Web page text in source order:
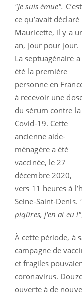
"Je suis émue". C’est
ce qu’avait déclaré
Mauricette, il y a
an, jour pour jour.
La septuagénaire a
été la première
personne en
à recevoir une
du sérum contre la
Covid-19. Cette
ancienne aide-
ménagère a été
vaccinée, le 27
décembre 2020,
vers 11 heures à
Seine-Saint-Denis.
piqûres, j'en ai eu !"
À cette période, à
campagne de
et fragiles
coronavirus.
ouverte à de